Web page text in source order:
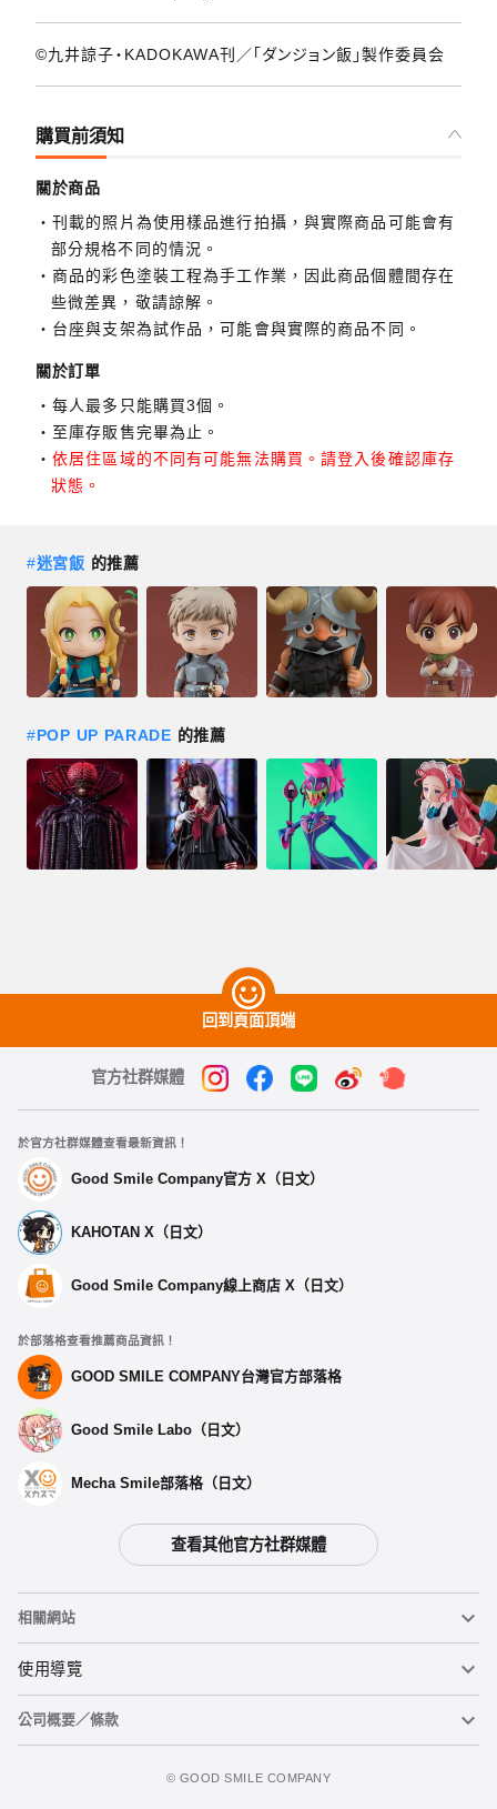
【第二波預購】 POP UP PARADE 法琳 - 預定於2024年09月發
售
預購期間：2024年05月30日~至 (JST)2024年06月12日
2024年09月發售・每人限購3個
©九井諒子・KADOKAWA刊／「ダンジョン飯」製作委員会
購買前須知
關於商品
刊載的照片為使用樣品進行拍攝，與實際商品可能會有
部分規格不同的情況。
商品的彩色塗裝工程為手工作業，因此商品個體間存在
些微差異，敬請諒解。
台座與支架為試作品，可能會與實際的商品不同。
關於訂單
每人最多只能購買3個。
至庫存販售完畢為止。
依居住區域的不同有可能無法購買。請登入後確認庫存
狀態。
#迷宮飯 的推薦
#POP UP PARADE 的推薦
回到頁面頂端
官方社群媒體
於官方社群媒體查看最新資訊！
Good Smile Company官方 X（日文）
KAHOTAN X（日文）
Good Smile Company線上商店 X（日文）
於部落格查看推薦商品資訊！
GOOD SMILE COMPANY台灣官方部落格
Good Smile Labo（日文）
Mecha Smile部落格（日文）
查看其他官方社群媒體
相關網站
黏土人
黏土人臉部製造機（英文）
使用導覽
重要公告
公司概要／條款
©️ GOOD SMILE COMPANY